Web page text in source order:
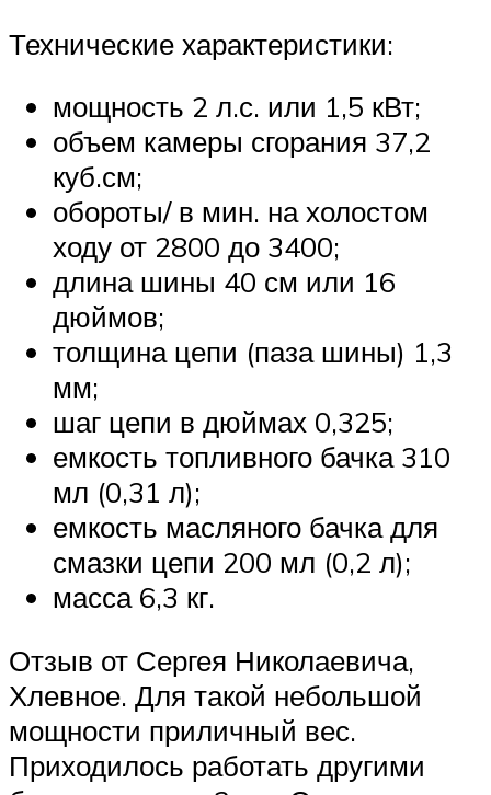
Технические характеристики:
мощность 2 л.с. или 1,5 кВт;
объем камеры сгорания 37,2
куб.см;
обороты/ в мин. на холостом
ходу от 2800 до 3400;
длина шины 40 см или 16
дюймов;
толщина цепи (паза шины) 1,3
мм;
шаг цепи в дюймах 0,325;
емкость топливного бачка 310
мл (0,31 л);
емкость масляного бачка для
смазки цепи 200 мл (0,2 л);
масса 6,3 кг.
Отзыв от Сергея Николаевича,
Хлевное. Для такой небольшой
мощности приличный вес.
Приходилось работать другими